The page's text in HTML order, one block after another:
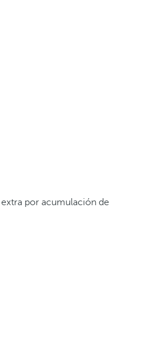
extra por acumulación de